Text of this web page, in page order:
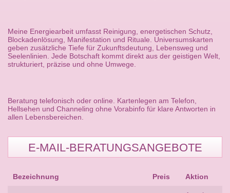
Meine Energiearbeit umfasst Reinigung, energetischen Schutz,
Blockadenlösung, Manifestation und Rituale. Universumskarten
geben zusätzliche Tiefe für Zukunftsdeutung, Lebensweg und
Seelenlinien. Jede Botschaft kommt direkt aus der geistigen Welt,
strukturiert, präzise und ohne Umwege.
Beratung telefonisch oder online. Kartenlegen am Telefon,
Hellsehen und Channeling ohne Vorabinfo für klare Antworten in
allen Lebensbereichen.
E-MAIL-BERATUNGSANGEBOTE
Bezeichnung Preis Aktion